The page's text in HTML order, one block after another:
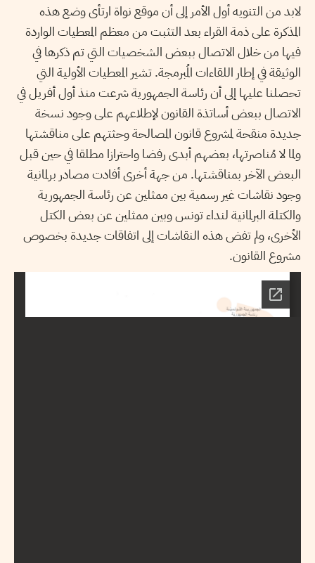
لابد من التنويه أول الأمر إلى أن موقع نواة ارتأى وضع هذه
المذكرة على ذمة القراء بعد التثبت من معظم المعطيات الواردة
فيها من خلال الاتصال ببعض الشخصيات التي تم ذكرها في
الوثيقة في إطار اللقاءات المُبرمجة. تشير المعطيات الأولية التي
تحصلنا عليها إلى أن رئاسة الجمهورية شرعت منذ أول أفريل في
الاتصال ببعض أساتذة القانون لإطلاعهم على وجود نسخة
جديدة منقحة لمشروع قانون المصالحة وحثتهم على مناقشتها
ولما لا مُناصرتها، بعضهم أبدى رفضا واحترازا مطلقا في حين قبل
البعض الآخر بمناقشتها. من جهة أخرى أفادت مصادر برلمانية
وجود نقاشات غير رسمية بين ممثلين عن رئاسة الجمهورية
والكتلة البرلمانية لنداء تونس وبين ممثلين عن بعض الكتل
الأخرى، ولم تفض هذه النقاشات إلى اتفاقات جديدة بخصوص
مشروع القانون.